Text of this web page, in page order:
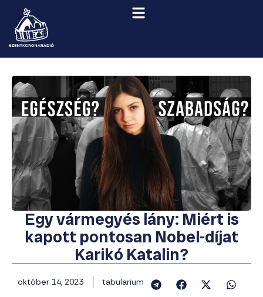
Egy vármegyés lány: Miért is
kapott pontosan Nobel-díjat
Karikó Katalin?
október 14, 2023 tabularium